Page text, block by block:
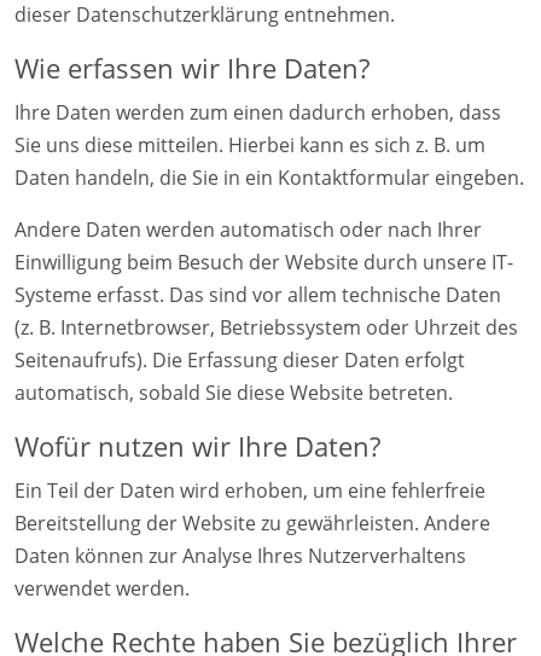
dieser Datenschutzerklärung entnehmen.
Wie erfassen wir Ihre Daten?
Ihre Daten werden zum einen dadurch erhoben, dass
Sie uns diese mitteilen. Hierbei kann es sich z. B. um
Daten handeln, die Sie in ein Kontaktformular eingeben.
Andere Daten werden automatisch oder nach Ihrer
Einwilligung beim Besuch der Website durch unsere IT-
Systeme erfasst. Das sind vor allem technische Daten
(z. B. Internetbrowser, Betriebssystem oder Uhrzeit des
Seitenaufrufs). Die Erfassung dieser Daten erfolgt
automatisch, sobald Sie diese Website betreten.
Wofür nutzen wir Ihre Daten?
Ein Teil der Daten wird erhoben, um eine fehlerfreie
Bereitstellung der Website zu gewährleisten. Andere
Daten können zur Analyse Ihres Nutzerverhaltens
verwendet werden.
Welche Rechte haben Sie bezüglich Ihrer